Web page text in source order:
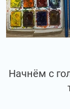
Начнём с